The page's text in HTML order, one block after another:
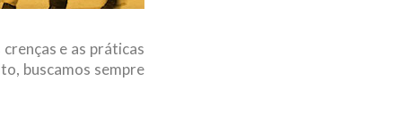
e as práticas
buscamos sempre